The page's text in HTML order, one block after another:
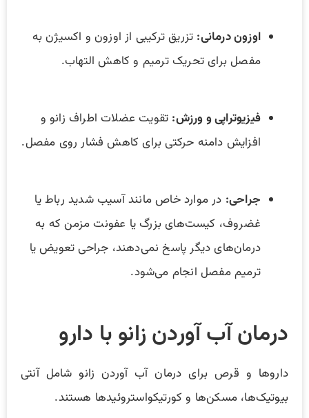
اوزون درمانی: تزریق ترکیبی از اوزون و اکسیژن به
مفصل برای تحریک ترمیم و کاهش التهاب.
فیزیوتراپی و ورزش: تقویت عضلات اطراف زانو و
افزایش دامنه حرکتی برای کاهش فشار روی مفصل.
جراحی: در موارد خاص مانند آسیب شدید رباط یا
غضروف، کیست‌های بزرگ یا عفونت مزمن که به
درمان‌های دیگر پاسخ نمی‌دهند، جراحی تعویض یا
ترمیم مفصل انجام می‌شود.
درمان آب آوردن زانو با دارو
داروها و قرص برای درمان آب آوردن زانو شامل آنتی
بیوتیک‌ها، مسکن­‌ها و کورتیکواستروئیدها هستند.